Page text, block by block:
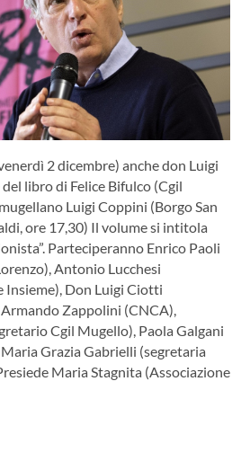
2 dicembre) anche don Luigi
libro di Felice Bifulco (Cgil
Luigi Coppini (Borgo San
ore 17,30) Il volume si intitola
Parteciperanno Enrico Paoli
Antonio Lucchesi
Insieme), Don Luigi Ciotti
Zappolini (CNCA),
Cgil Mugello), Paola Galgani
Grazia Gabrielli (segretaria
Maria Stagnita (Associazione